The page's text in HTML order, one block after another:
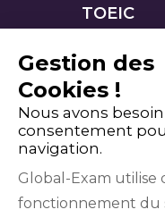
TOEIC
Gestion des
Cookies !
Nous avons
consentement
navigation.
Global-Exam utilise
fonctionnement du